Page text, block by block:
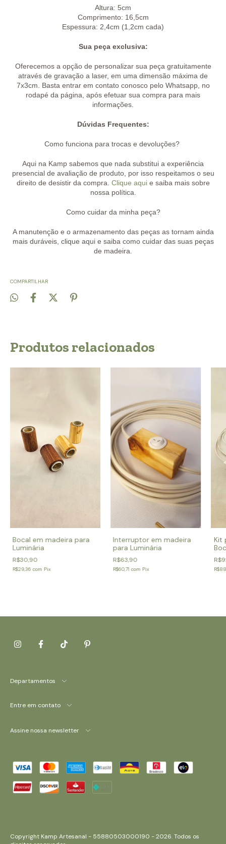
Altura: 5cm
Comprimento: 16,5cm
Espessura: 2,4cm (1,2cm cada)
Sua peça exclusiva:
Oferecemos a opção de personalizar sua peça gratuitamente
através de gravação a laser, em uma dimensão máxima de
7x3cm. Basta entrar em contato conosco pelo Whatsapp, no
rodapé da página, após efetuar sua compra para mais
informações.
Dúvidas Frequentes:
Como funciona para trocas e devoluções?
Aqui na Kamp sabemos que nada substitui a experiência
presencial de avaliação de produto, por isso respeitamos o seu
direito de desistir da compra. Clique aquie saiba mais sobre
nossa política.
Como cuidar da minha peça?
A manutenção e o armazenamento das peças as tornam ainda
mais duráveis, clique aqui e saiba como cuidar das suas peças
de madeira.
COMPARTILHAR
Produtos relacionados
Bocal em madeira para
Luminária
R$30,90
R$29,36com Pix
Interruptor em madeira
para Luminária
R$63,90
R$60,71com Pix
Kit
Departamentos
Entre em contato
Assine nossa newsletter
Copyright Kamp Artesanal - 55880503000190 - 2026. Todos os